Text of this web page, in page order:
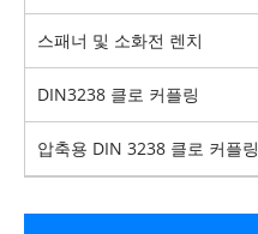
스패너 및 소화전 렌치
DIN3238 클로 커플링
압축용 DIN 3238 클로 커플링